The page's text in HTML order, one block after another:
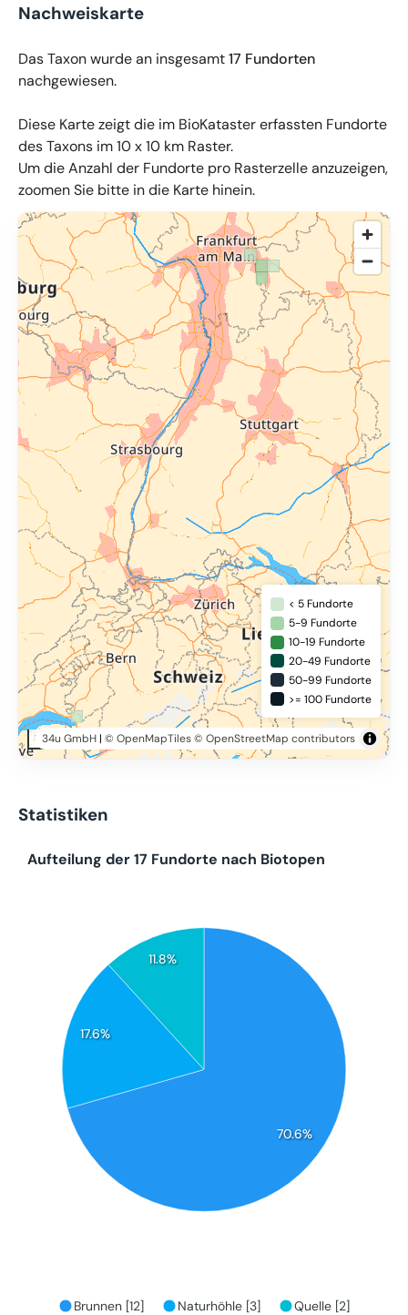
Nachweiskarte
Das Taxon wurde an insgesamt17 Fundorten
nachgewiesen.
Diese Karte zeigt die im BioKataster erfassten Fundorte
des Taxons im 10 x 10 km Raster.
Um die Anzahl der Fundorte pro Rasterzelle anzuzeigen,
zoomen Sie bitte in die Karte hinein.
© OpenMapTiles,OpenStreetMap 34u GmbH
50 km
34u GmbH| © OpenMapTiles© OpenStreetMap contributors
< 5 Fundorte
5-9 Fundorte
10-19 Fundorte
20-49 Fundorte
50-99 Fundorte
>= 100 Fundorte
Statistiken
70.6%
17.6%
11.8%
Aufteilung der 17 Fundorte nach Biotopen
Brunnen [12] Naturhöhle [3] Quelle [2]